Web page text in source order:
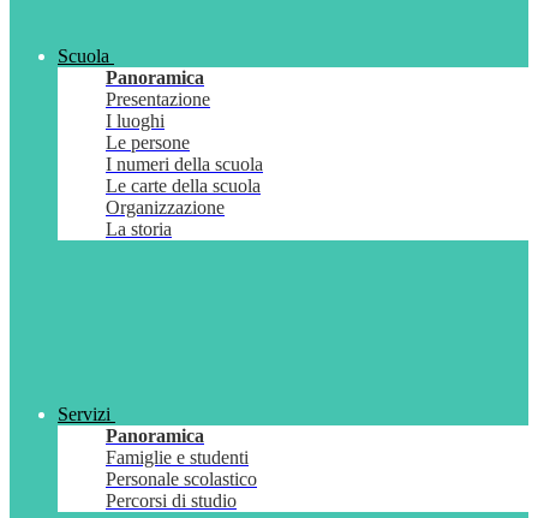
Scuola
Panoramica
Presentazione
I luoghi
Le persone
I numeri della scuola
Le carte della scuola
Organizzazione
La storia
Servizi
Panoramica
Famiglie e studenti
Personale scolastico
Percorsi di studio